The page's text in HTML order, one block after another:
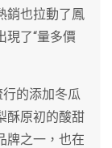
銷也拉動了鳳
現了“量多價
行的添加冬瓜
酥原初的酸甜
牌之一，也在